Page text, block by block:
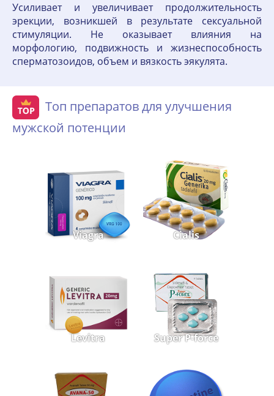
Усиливает и увеличивает продолжительность
эрекции, возникшей в результате сексуальной
стимуляции. Не оказывает влияния на
морфологию, подвижность и жизнеспособность
сперматозоидов, объем и вязкость эякулята.
Топ препаратов для улучшения
мужской потенции
Viagra Cialis
Levitra Super P-force